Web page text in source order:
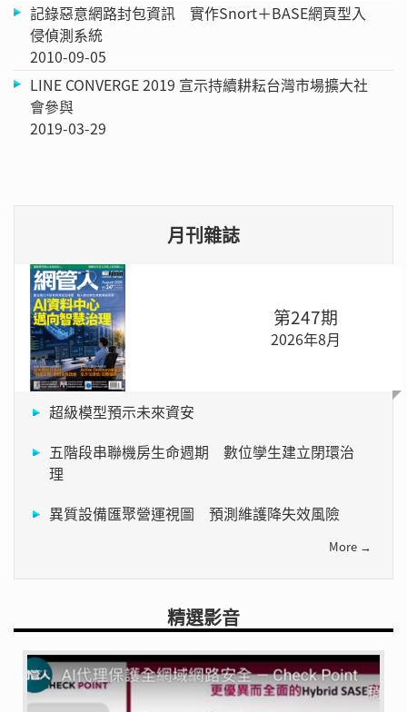
記錄惡意網路封包資訊 實作Snort＋BASE網頁型入
侵偵測系統
2010-09-05
LINE CONVERGE 2019 宣示持續耕耘台灣市場擴大社
會參與
2019-03-29
月刊雜誌
第247期
2026年8月
超級模型預示未來資安
五階段串聯機房生命週期 數位孿生建立閉環治
理
異質設備匯聚營運視圖 預測維護降失效風險
More →
精選影音